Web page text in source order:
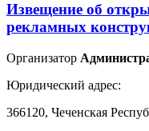
Извещение об
рекламных
Организатор
Юридический адрес:
366120, Чеченская